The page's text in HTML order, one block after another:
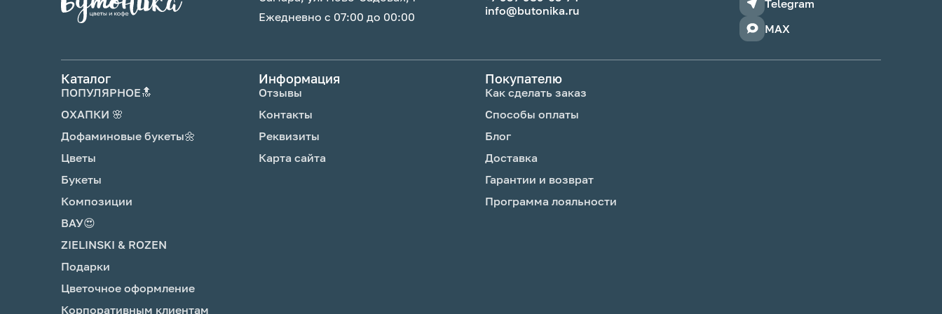
нож.
6 .Опусти стебли цветов в воду в течение 30 секунд
7. Поставь вазу с цветами в прохладном месте. Не
оставляй под прямыми солнечными лучами, у
источников тепла, рядом с фруктами, на сквозняках, не
переохлаждай.
8. Каждый день промывай вазу моющим средством,
наливай чистую прохладную воду и обновляй срез. На 2-
3 день добавь подкормку для цветов, которую получил с
букетом.
Ежедневно с 07:00 до 00:00
info@butonika.ru
Telegram
MAX
Каталог
ПОПУЛЯРНОЕ🔝
ОХАПКИ 🌸
Дофаминовые букеты🌼
Цветы
Букеты
Композиции
ВАУ😍
ZIELINSKI & ROZEN
Подарки
Цветочное оформление
Корпоративным клиентам
Информация
Отзывы
Контакты
Реквизиты
Карта сайта
Покупателю
Как сделать заказ
Способы оплаты
Блог
Доставка
Гарантии и возврат
Программа лояльности